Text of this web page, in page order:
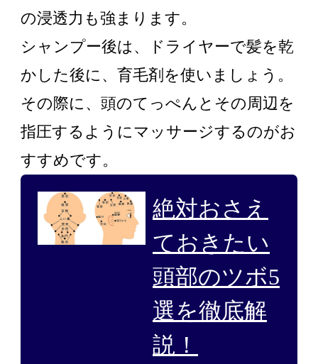
の浸透力も強まります。
シャンプー後は、ドライヤーで髪を乾
かした後に、育毛剤を使いましょう。
その際に、頭のてっぺんとその周辺を
指圧するようにマッサージするのがお
すすめです。
絶対おさえ
ておきたい
頭部のツボ5
選を徹底解
説！